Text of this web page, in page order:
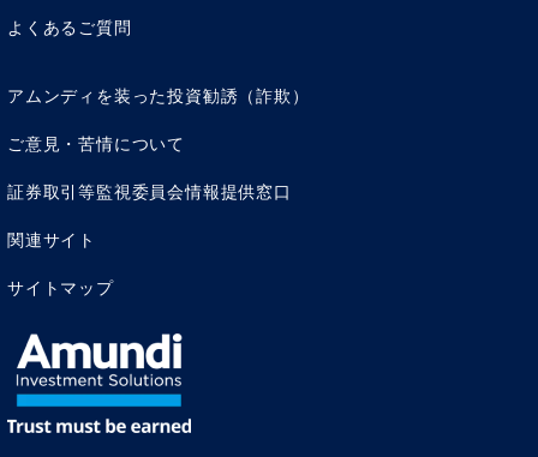
よくあるご質問
アムンディを装った投資勧誘（詐欺）
ご意見・苦情について
証券取引等監視委員会情報提供窓口
関連サイト
サイトマップ